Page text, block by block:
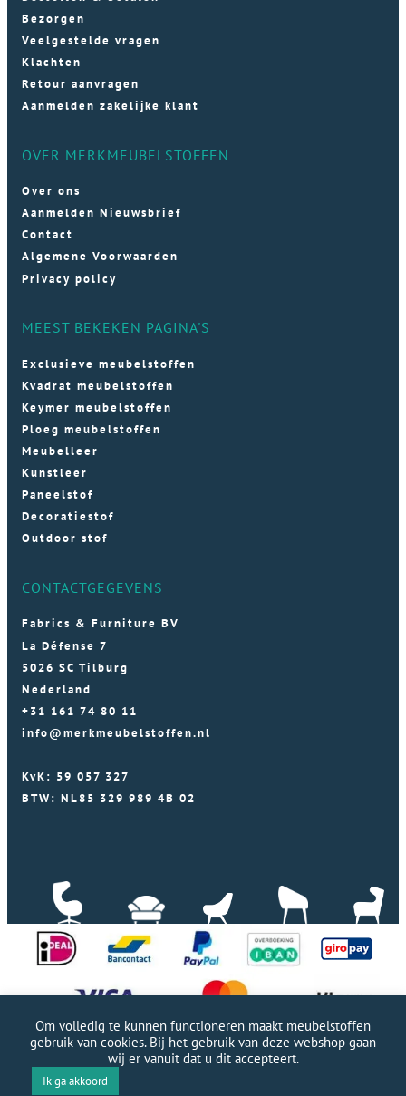
Bezorgen
Veelgestelde vragen
Klachten
Retour aanvragen
Aanmelden zakelijke klant
OVER MERKMEUBELSTOFFEN
Over ons
Aanmelden Nieuwsbrief
Contact
Algemene Voorwaarden
Privacy policy
MEEST BEKEKEN PAGINA'S
Exclusieve meubelstoffen
Kvadrat meubelstoffen
Keymer meubelstoffen
Ploeg meubelstoffen
Meubelleer
Kunstleer
Paneelstof
Decoratiestof
Outdoor stof
CONTACTGEGEVENS
Fabrics & Furniture BV
La Défense 7
5026 SC Tilburg
Nederland
+31 161 74 80 11
info@merkmeubelstoffen.nl
KvK: 59 057 327
BTW: NL85 329 989 4B 02
Professionele WordPress website door Webworx
Copyright Merkmeubelstoffen 2026
Om volledig te kunnen functioneren maakt meubelstoffen
gebruik van cookies. Bij het gebruik van deze webshop gaan
wij er vanuit dat u dit accepteert.
Ik ga akkoord